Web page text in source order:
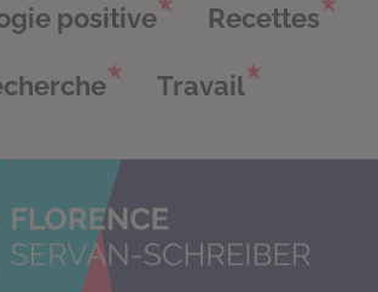
positive Recettes
Travail